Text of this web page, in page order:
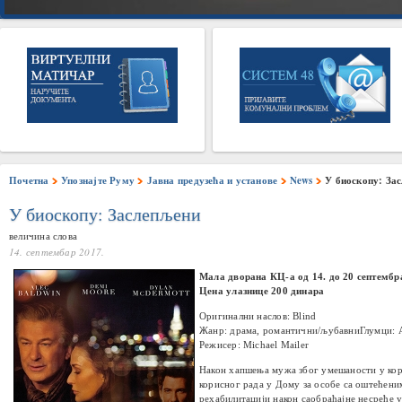
Почетна Упознајте Руму Јавна предузећа и установе News У биоскопу:
У биоскопу: Заслепљени
величина слова
14. септембар 2017.
Мала дворана КЦ-а од 14. до 20
Цена улазнице 200 динара
Оригинални наслов: Blind
Жанр: драма, романтични/љубавниГлумци:
Режисер: Michael Mailer
Након хапшења мужа због умешаности у
корисног рада у Дому за особе са
рехабилитацији након саобраћајне